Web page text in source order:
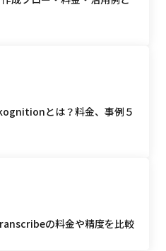
とは？料金、事例５
の料金や精度を比較